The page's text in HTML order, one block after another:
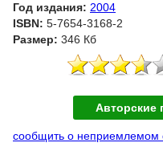
Год издания: 2004
ISBN: 5-7654-3168-2
Размер: 346 Кб
Авторские
сообщить о неприемлемом